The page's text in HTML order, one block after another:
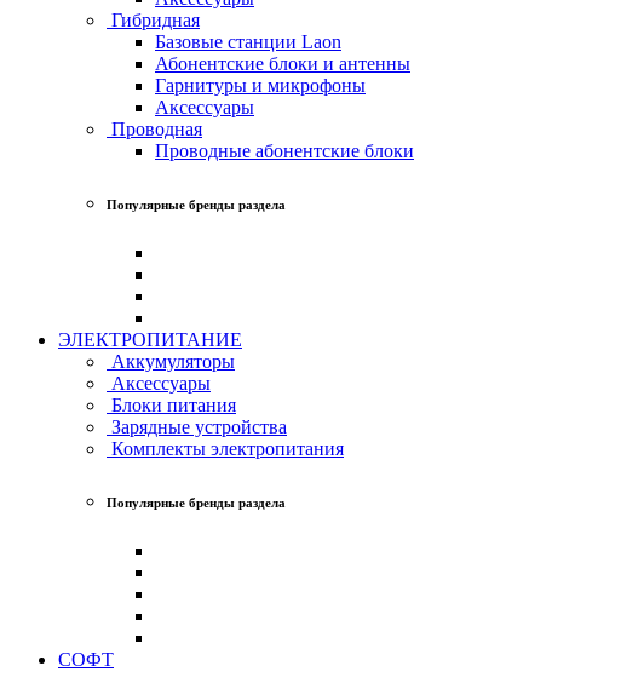
Гибридная
Базовые станции Laon
Абонентские блоки и антенны
Гарнитуры и микрофоны
Аксессуары
Проводная
Проводные абонентские блоки
Популярные бренды раздела
ЭЛЕКТРОПИТАНИЕ
Аккумуляторы
Аксессуары
Блоки питания
Зарядные устройства
Комплекты электропитания
Популярные бренды раздела
СОФТ